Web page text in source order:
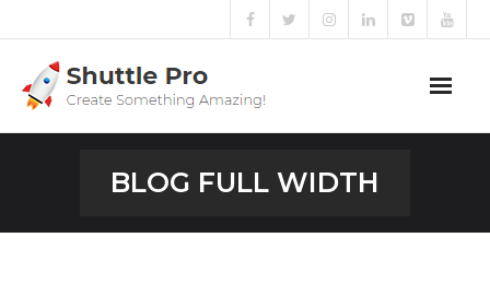
BLOG FULL WIDTH